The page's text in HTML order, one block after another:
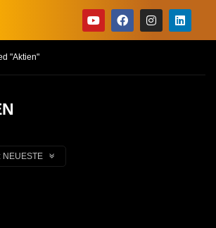
"Aktien"
NEUESTE